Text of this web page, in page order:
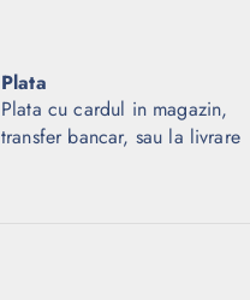
Plata
Plata cu cardul in magazin,
transfer bancar, sau la livrare